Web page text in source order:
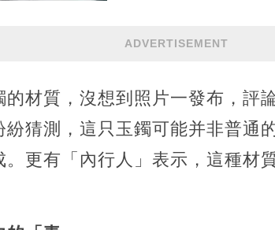
ADVERTISEMENT
材質，沒想到照片一發布，評
猜測，這只玉鐲可能并非普通
更有「內行人」表示，這種材